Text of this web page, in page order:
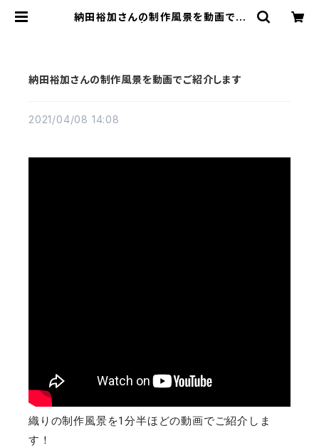
納田裕加さんの制作風景を動画でご
納田裕加さんの制作風景を動画でご紹介します
2021/04/08 14:08
織りの制作風景を1分半ほどの動画でご紹介しま
す！